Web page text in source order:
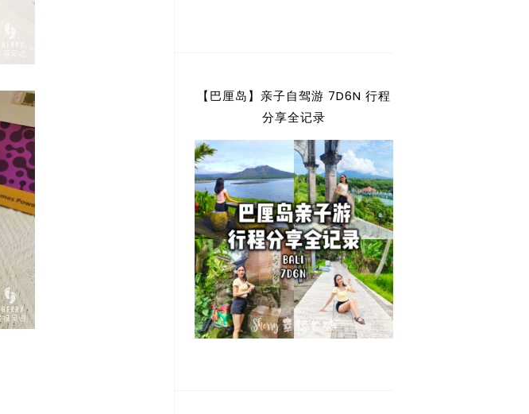
【巴厘岛】亲子自驾游 7D6N 行程
分享全记录